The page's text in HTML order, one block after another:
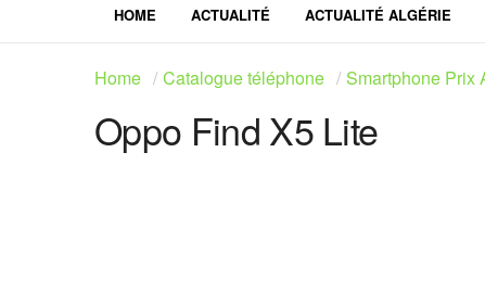
HOME ACTUALITÉ ACTUALITÉ ALGÉRIE
Home Catalogue téléphone Smartphone Prix
Oppo Find X5 Lite